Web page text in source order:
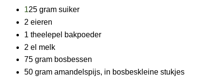
125 gram suiker
2 eieren
1 theelepel bakpoeder
2 el melk
75 gram bosbessen
50 gram amandelspijs, in bosbeskleine stukjes